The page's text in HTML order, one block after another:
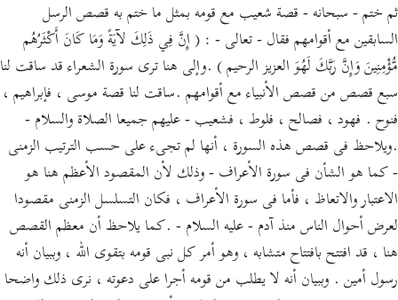
ثم ختم - سبحانه - قصة شعيب مع قومه بمثل ما ختم به قصص الرسل
السابقين مع أقوامهم فقال - تعالى - : ( إِنَّ فِي ذَلِكَ لآيَةً وَمَا كَانَ أَكْثَرُهُم
مُّؤْمِنِينَ وَإِنَّ رَبَّكَ لَهُوَ العزيز الرحيم ) .وإلى هنا ترى سورة الشعراء قد ساقت لنا
سبع قصص من قصص الأنبياء مع أقوامهم .ساقت لنا قصة موسى ، فإبراهيم ،
فنوح . فهود ، فصالح ، فلوط ، فشعيب - عليهم جميعا الصلاة والسلام -
.ويلاحظ فى قصص هذه السورة ، أنها لم تجىء على حسب الترتيب الزمنى
- كما هو الشأن فى سورة الأعراف - وذلك لأن المقصود الأعظم هنا هو
الاعتبار والاتعاظ ، فأما فى سورة الأعراف ، فكان التسلسل الزمنى مقصودا
لعرض أحوال الناس منذ آدم - عليه السلام - .كما يلاحظ أن معظم القصص
هنا ، قد افتتح بافتتاح متشابه ، وهو أمر كل نبى قومه بتقوى الله ، وببيان أنه
رسول أمين . وببيان أنه لا يطلب من قومه أجرا على دعوته ، نرى ذلك واضحا